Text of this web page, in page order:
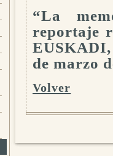
“La
reportaje
de marzo
Volver